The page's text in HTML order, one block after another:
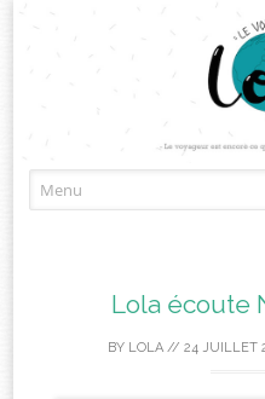
Lola écoute
BY LOLA // 24 JUILLET